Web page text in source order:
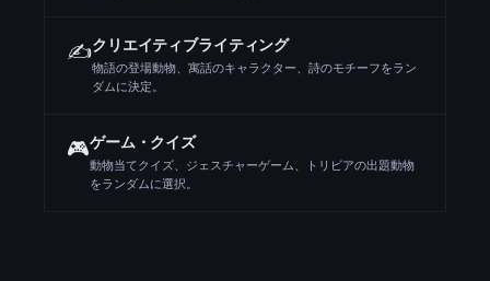
✍️クリエイティブライティング
物語の登場動物、寓話のキャラクター、詩のモチーフをラン
ダムに決定。
🎮ゲーム・クイズ
動物当てクイズ、ジェスチャーゲーム、トリビアの出題動物
をランダムに選択。